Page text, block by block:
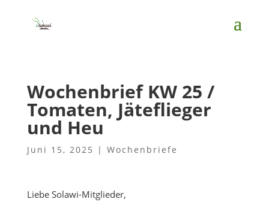
Wochenbrief KW 25 /
Tomaten, Jäteflieger
und Heu
Juni 15, 2025 | Wochenbriefe
Liebe Solawi-Mitglieder,